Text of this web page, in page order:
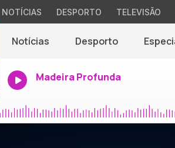
NOTÍCIAS DESPORTO TELEVISÃO
Notícias Desporto
Madeira Profunda